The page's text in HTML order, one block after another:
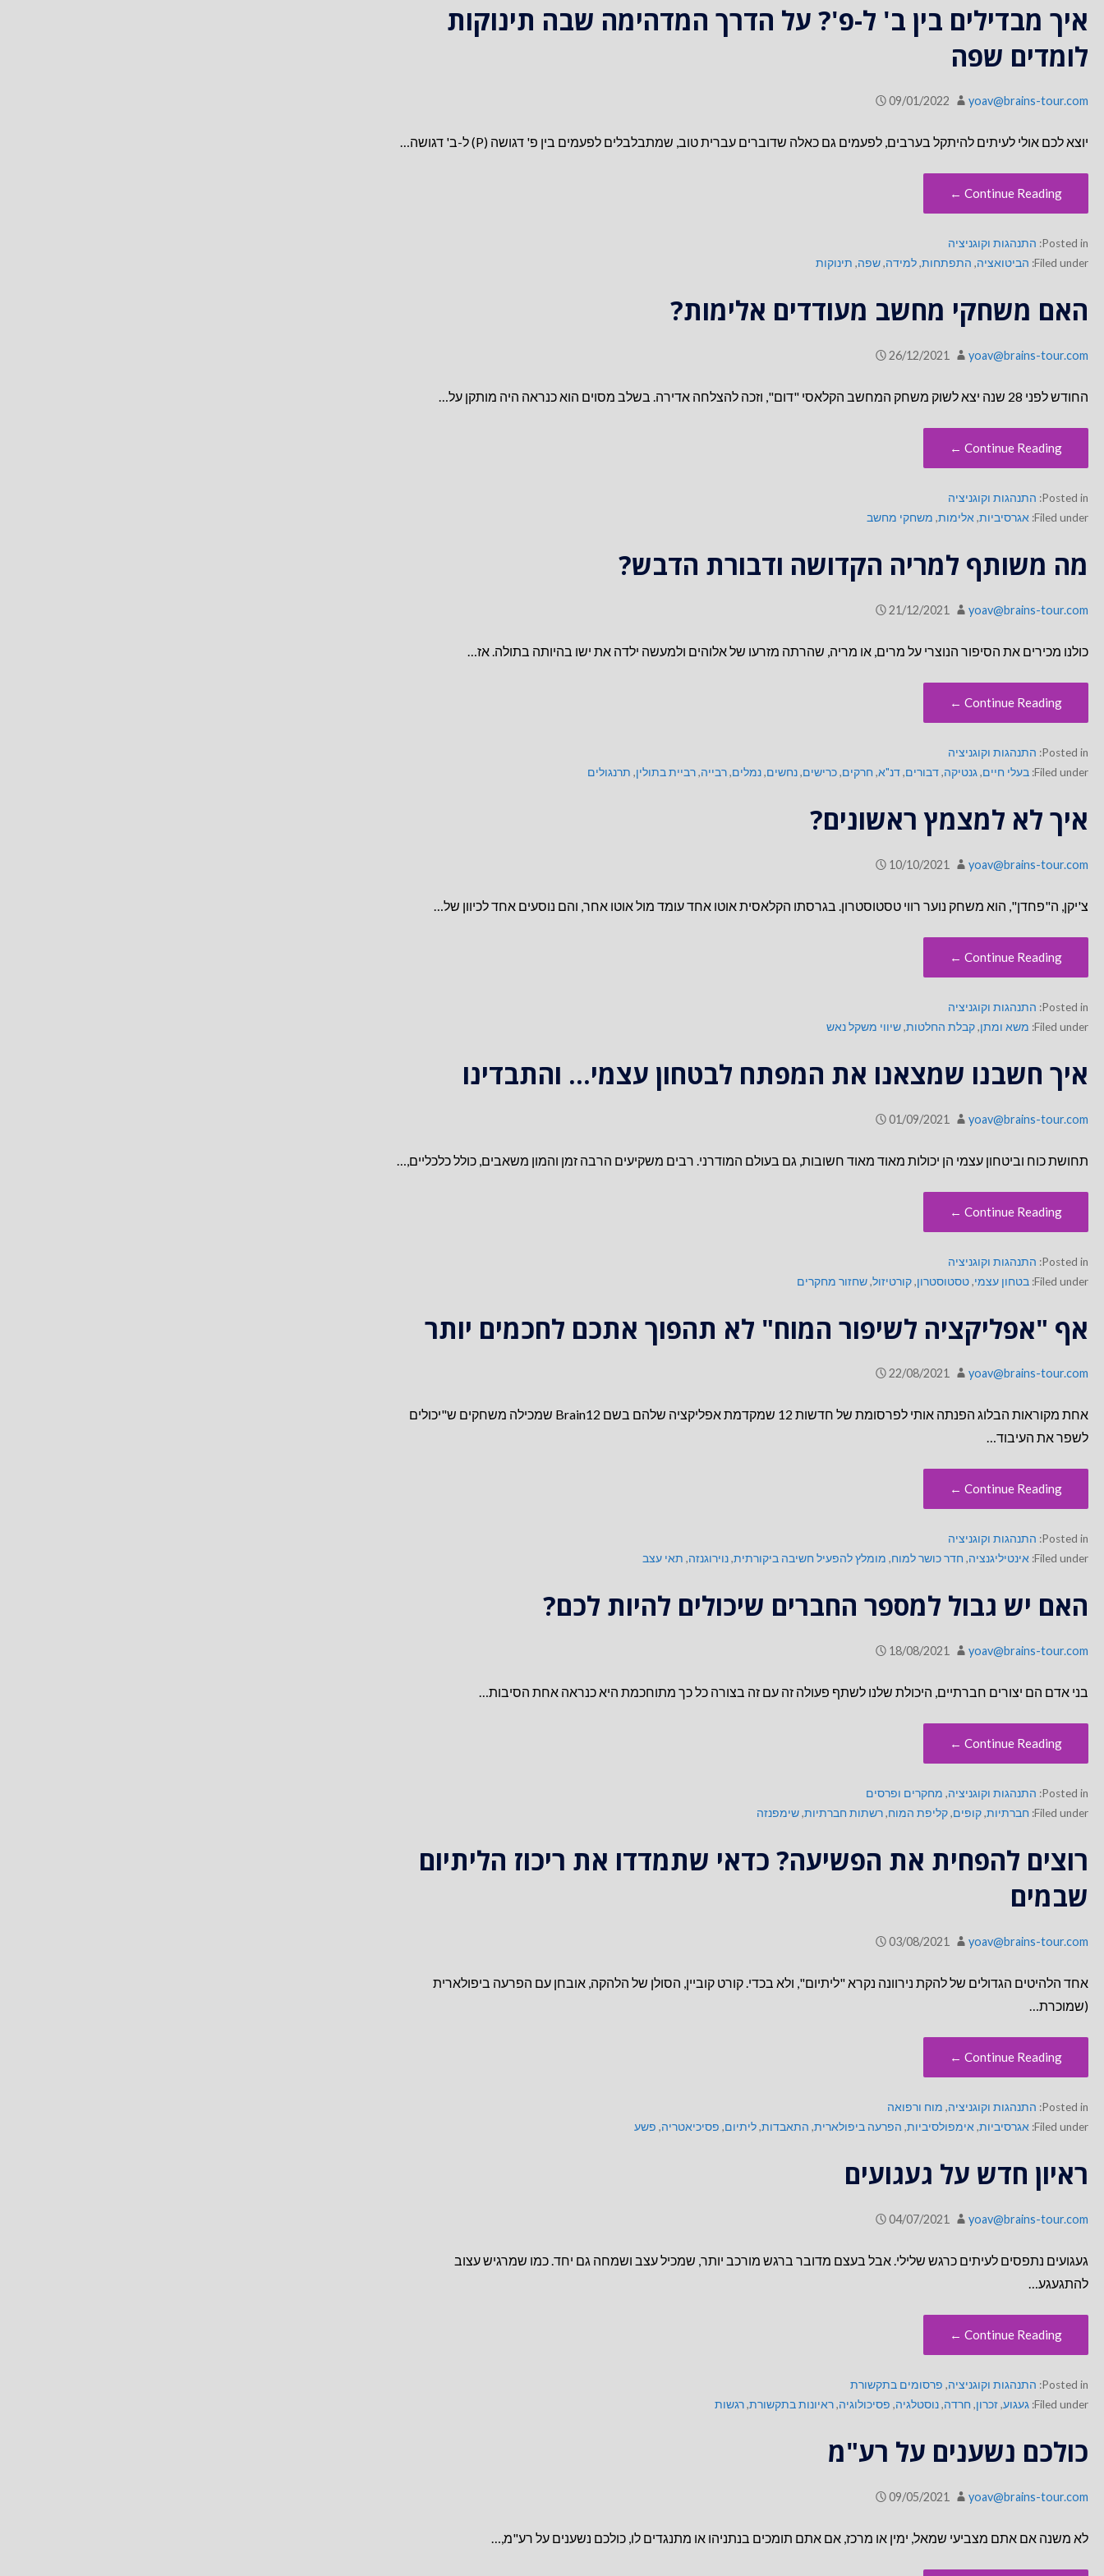
איך מבדילים בין ב' ל-פ'? על הדרך המדהימה שבה תינוקות
לומדים שפה
09/01/2022 yoav@brains-tour.com
יוצא לכם אולי לעיתים להיתקל בערבים, לפעמים גם כאלה שדוברים עברית טוב, שמתבלבלים לפעמים בין פ' דגושה (P) ל-ב' דגושה…
Continue Reading ←
Posted in: התנהגות וקוגניציה
Filed under: הביטואציה, התפתחות,למידה,שפה, תינוקות
האם משחקי מחשב מעודדים אלימות?
26/12/2021 yoav@brains-tour.com
החודש לפני 28 שנה יצא לשוק משחק המחשב הקלאסי "דום", וזכה להצלחה אדירה. בשלב מסוים הוא כנראה היה מותקן על…
Continue Reading ←
Posted in: התנהגות וקוגניציה
Filed under: אגרסיביות, אלימות, משחקי מחשב
מה משותף למריה הקדושה ודבורת הדבש?
21/12/2021 yoav@brains-tour.com
כולנו מכירים את הסיפור הנוצרי על מרים, או מריה, שהרתה מזרעו של אלוהים ולמעשה ילדה את ישו בהיותה בתולה. אז…
Continue Reading ←
Posted in: התנהגות וקוגניציה
Filed under: בעלי חיים,גנטיקה,דבורים,דנ"א, חרקים,כרישים,נחשים,נמלים,רבייה,רביית בתולין, תרנגולים
איך לא למצמץ ראשונים?
10/10/2021 yoav@brains-tour.com
צ'יקן, ה"פחדן", הוא משחק נוער רווי טסטוסטרון. בגרסתו הקלאסית אוטו אחד עומד מול אוטו אחר, והם נוסעים אחד לכיוון של…
Continue Reading ←
Posted in: התנהגות וקוגניציה
Filed under: משא ומתן,קבלת החלטות,שיווי משקל נאש
איך חשבנו שמצאנו את המפתח לבטחון עצמי… והתבדינו
01/09/2021 yoav@brains-tour.com
תחושת כוח וביטחון עצמי הן יכולות מאוד מאוד חשובות, גם בעולם המודרני. רבים משקיעים הרבה זמן והמון משאבים, כולל כלכליים,…
Continue Reading ←
Posted in: התנהגות וקוגניציה
Filed under: בטחון עצמי,טסטוסטרון,קורטיזול,שחזור מחקרים
אף "אפליקציה לשיפור המוח" לא תהפוך אתכם לחכמים יותר
22/08/2021 yoav@brains-tour.com
אחת מקוראות הבלוג הפנתה אותי לפרסומת של חדשות 12 שמקדמת אפליקציה שלהם בשם Brain12 שמכילה משחקים ש"יכולים
לשפר את העיבוד…
Continue Reading ←
Posted in: התנהגות וקוגניציה
Filed under: אינטיליגנציה, חדר כושר למוח, מומלץ להפעיל חשיבה ביקורתית,נוירוגנזה, תאי עצב
האם יש גבול למספר החברים שיכולים להיות לכם?
18/08/2021 yoav@brains-tour.com
בני אדם הם יצורים חברתיים, היכולת שלנו לשתף פעולה זה עם זה בצורה כל כך מתוחכמת היא כנראה אחת הסיבות…
Continue Reading ←
Posted in: התנהגות וקוגניציה, מחקרים ופרסים
Filed under: חברתיות,קופים,קליפת המוח,רשתות חברתיות,שימפנזה
רוצים להפחית את הפשיעה? כדאי שתמדדו את ריכוז הליתיום
שבמים
03/08/2021 yoav@brains-tour.com
אחד הלהיטים הגדולים של להקת נירוונה נקרא "ליתיום", ולא בכדי. קורט קוביין, הסולן של הלהקה, אובחן עם הפרעה ביפולארית
(שמוכרת…
Continue Reading ←
Posted in: התנהגות וקוגניציה, מוח ורפואה
Filed under: אגרסיביות, אימפולסיביות, הפרעה ביפולארית, התאבדות,ליתיום, פסיכיאטריה, פשע
ראיון חדש על געגועים
04/07/2021 yoav@brains-tour.com
געגועים נתפסים לעיתים כרגש שלילי. אבל בעצם מדובר ברגש מורכב יותר, שמכיל עצב ושמחה גם יחד. כמו שמרגיש עצוב
להתגעגע…
Continue Reading ←
Posted in: התנהגות וקוגניציה, פרסומים בתקשורת
Filed under: געגוע,זכרון, חרדה,נוסטלגיה, פסיכולוגיה,ראיונות בתקשורת,רגשות
כולכם נשענים על רע"מ
09/05/2021 yoav@brains-tour.com
לא משנה אם אתם מצביעי שמאל, ימין או מרכז, אם אתם תומכים בנתניהו או מתנגדים לו, כולכם נשענים על רע"מ,…